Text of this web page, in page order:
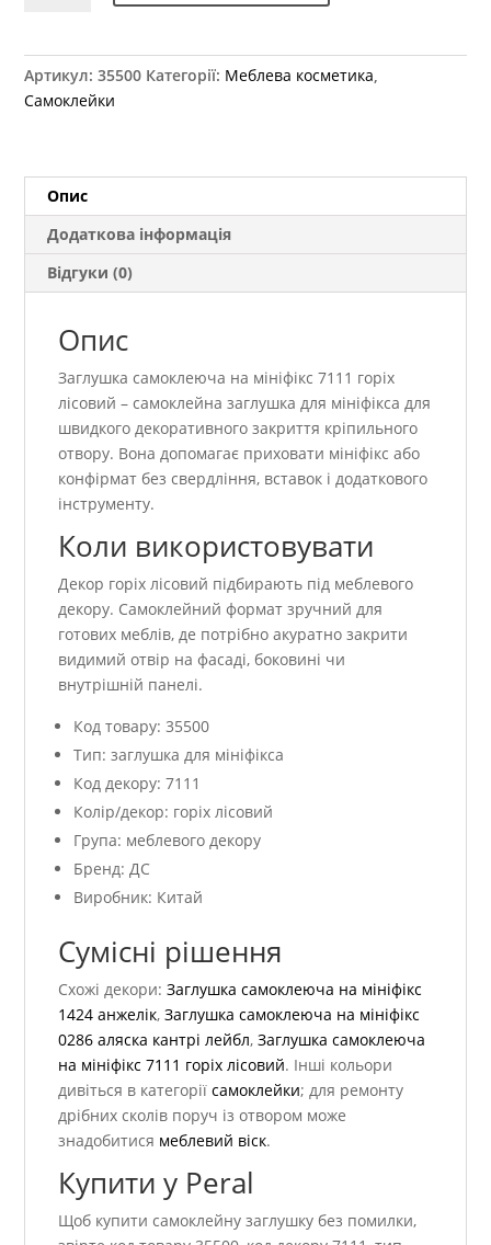
горіх
Артикул:35500 Категорії: Меблева косметика,
Самоклейки
Опис
Додаткова інформація
Відгуки (0)
Опис
Заглушка самоклеюча на мініфікс 7111 горіх
лісовий – самоклейна заглушка для мініфікса для
швидкого декоративного закриття кріпильного
отвору. Вона допомагає приховати мініфікс або
конфірмат без свердління, вставок і додаткового
інструменту.
Коли використовувати
Декор горіх лісовий підбирають під меблевого
декору. Самоклейний формат зручний для
готових меблів, де потрібно акуратно закрити
видимий отвір на фасаді, боковині чи
внутрішній панелі.
Код товару: 35500
Тип: заглушка для мініфікса
Код декору: 7111
Колір/декор: горіх лісовий
Група: меблевого декору
Бренд: ДС
Виробник: Китай
Сумісні рішення
Схожі декори:Заглушка самоклеюча на мініфікс
1424 анжелік,Заглушка самоклеюча на мініфікс
0286 аляска кантрі лейбл,Заглушка самоклеюча
на мініфікс 7111 горіх лісовий. Інші кольори
дивіться в категоріїсамоклейки; для ремонту
дрібних сколів поруч із отвором може
знадобитися меблевий віск.
Купити у Peral
Щоб купити самоклейну заглушку без помилки,